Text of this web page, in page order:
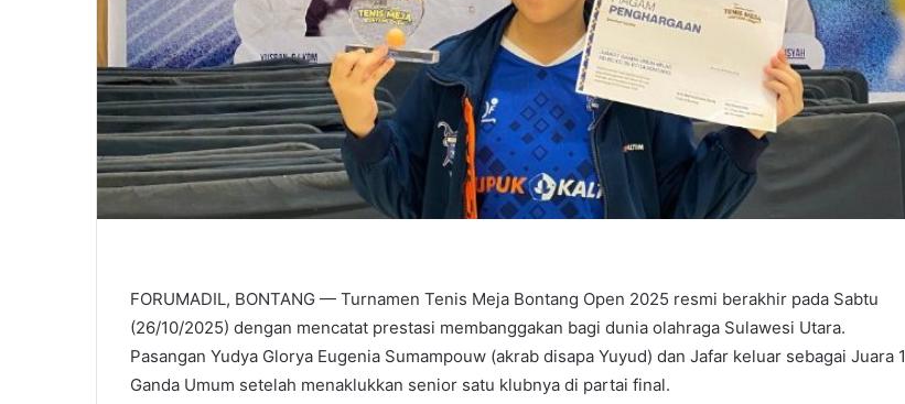
FORUMADIL, BONTANG — Turnamen Tenis Meja Bontang Open 2025 resmi berakhir pada Sabtu
(26/10/2025) dengan mencatat prestasi membanggakan bagi dunia olahraga Sulawesi Utara.
Pasangan Yudya Glorya Eugenia Sumampouw (akrab disapa Yuyud) dan Jafar keluar sebagai Juara 1
Ganda Umum setelah menaklukkan senior satu klubnya di partai final.